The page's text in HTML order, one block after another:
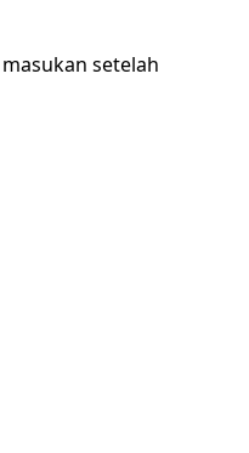
setelah